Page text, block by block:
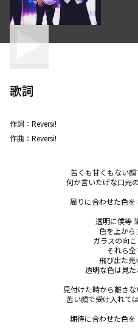
歌詞
作詞： Reversi!
作曲： Reversi!
苦くも甘くもない
何か言いたげな口元
周りに合わせた色
透明に僕等
色を上から
ガラスの向
それら
飛び出た光
透明な色は見
見付けた時から離さ
苦い顔で受け入れて
期待に合わせた色